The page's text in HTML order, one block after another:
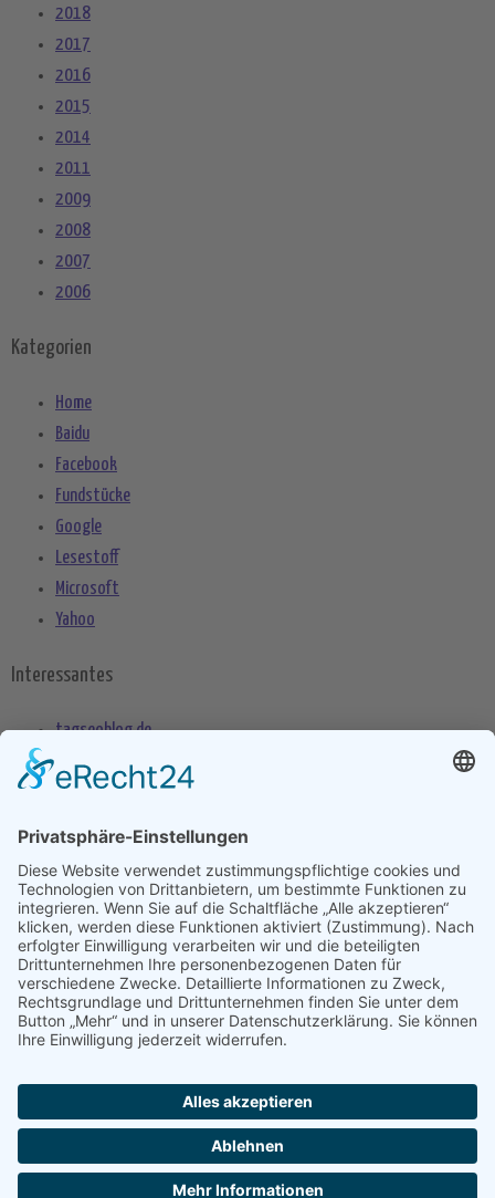
2018
2017
2016
2015
2014
2011
2009
2008
2007
2006
Kategorien
Home
Baidu
Facebook
Fundstücke
Google
Lesestoff
Microsoft
Yahoo
Interessantes
tagseoblog.de
SEO Blog
seo-trainee.de
seokratie.de
Tags
Android Android Phone Anwendung App Apple Betriebssystem Datenschutz
Entwicklung Google Handy Internet Plattform
Copyright 2004 - 2026 byseekXL- Die Meta Suchmaschine -